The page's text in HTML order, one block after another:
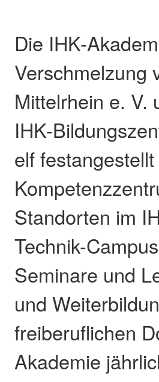
Die IHK-
Verschmelzung
Mittelrhein e. V.
IHK-
elf
Standorten im
Technik-
Seminare und
und
freiberuflichen
Akademie